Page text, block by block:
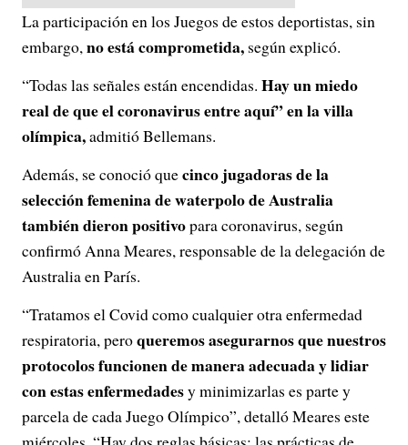
La participación en los Juegos de estos deportistas, sin
embargo,no está comprometida, según explicó.
“Todas las señales están encendidas. Hay un miedo
real de que el coronavirus entre aquí” en la villa
olímpica,admitió Bellemans.
Además, se conoció quecinco jugadoras de la
selección femenina de waterpolo de Australia
también dieron positivopara coronavirus, según
confirmó Anna Meares, responsable de la delegación de
Australia en París.
“Tratamos el Covid como cualquier otra enfermedad
respiratoria, peroqueremos asegurarnos que nuestros
protocolos funcionen de manera adecuada y lidiar
con estas enfermedadesy minimizarlas es parte y
parcela de cada Juego Olímpico”, detalló Meares este